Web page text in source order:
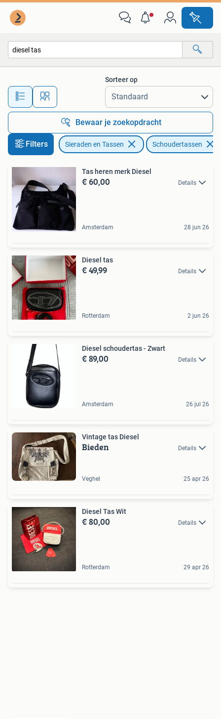
Alle afstanden…
Sorteer op
Bewaar je zoekopdracht
Filters Sieraden en Tassen Schoudertassen
Tas heren merk Diesel
€ 60,00 Details
Amsterdam 28 jun 26
Diesel tas
€ 49,99 Details
Rotterdam 2 jun 26
Diesel schoudertas - Zwart
€ 89,00 Details
Amsterdam 26 jul 26
Vintage tas Diesel
Bieden Details
Veghel 25 apr 26
Diesel Tas Wit
€ 80,00 Details
Rotterdam 29 apr 26